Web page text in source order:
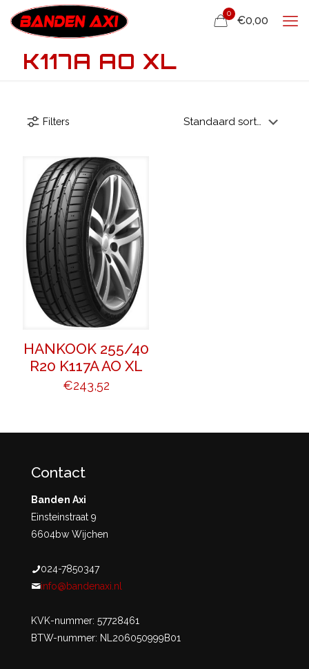
0
€0,00
K117A AO XL
Filters
HANKOOK 255/40
R20 K117A AO XL
€243,52
Contact
Banden Axi
Einsteinstraat 9
6604bw Wijchen
024-7850347
info@bandenaxi.nl
KVK-nummer: 57728461
BTW-nummer: NL206050999B01